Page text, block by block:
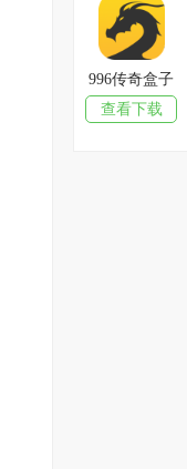
996传奇盒子
查看下载